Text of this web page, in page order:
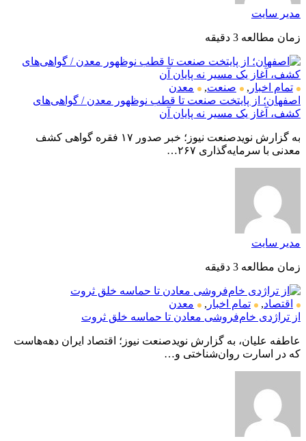
مدیر سایت
زمان مطالعه 3 دقیقه
تمام اخبار , صنعت,
معدن
اصفهان؛ از پایتخت صنعت تا قطب نوظهور معدن / گواهی‌های
کشف، آغاز یک مسیر نه پایان آن
به گزارش نویدصنعت نیوز؛ خبر صدور ۱۷ فقره گواهی کشف
معدنی با سرمایه‌گذاری ۲۶۷…
مدیر سایت
زمان مطالعه 3 دقیقه
اقتصاد, تمام اخبار ,
معدن
از تراژدی خام‌فروشی معادن تا حماسه خلق ثروت
عاطفه علیان، به گزارش نویدصنعت نیوز؛ اقتصاد ایران دهه‌هاست
که در اسارت روان‌شناختی و…